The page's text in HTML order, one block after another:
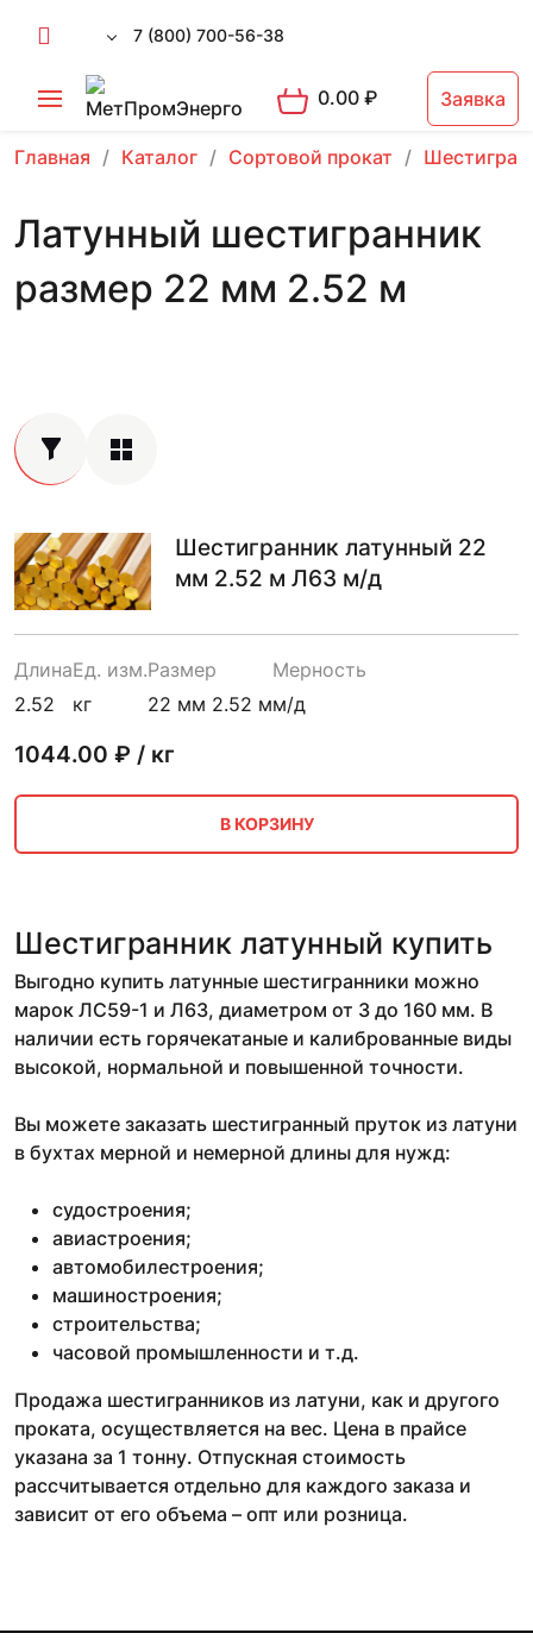
7 (800) 700-56-38
0.00₽ Заявка
Главная Каталог Сортовой прокат
Латунный шестигранник
размер 22 мм 2.52 м
Шестигранник латунный 22
мм 2.52 м Л63 м/д
Длина
2.52
Ед. изм.
кг
Размер
22 мм 2.52 м
Мерность
м/д
1044.00 ₽ / кг
В КОРЗИНУ
Шестигранник латунный купить
Выгодно купить латунные шестигранники можно
марок ЛС59-1 и Л63, диаметром от 3 до 160 мм. В
наличии есть горячекатаные и калиброванные виды
высокой, нормальной и повышенной точности.
Вы можете заказать шестигранный пруток из латуни
в бухтах мерной и немерной длины для нужд:
судостроения;
авиастроения;
автомобилестроения;
машиностроения;
строительства;
часовой промышленности и т.д.
Продажа шестигранников из латуни, как и другого
проката, осуществляется на вес. Цена в прайсе
указана за 1 тонну. Отпускная стоимость
рассчитывается отдельно для каждого заказа и
зависит от его объема – опт или розница.